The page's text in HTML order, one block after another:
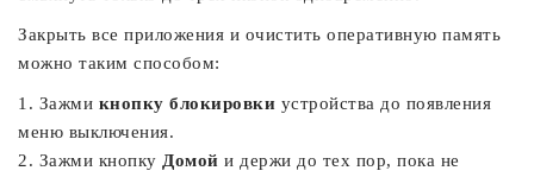
Закрыть все приложения и очистить оперативную память
можно таким способом:
1. Зажми кнопку блокировки устройства до появления
меню выключения.
2. Зажми кнопку Домой и держи до тех пор, пока не